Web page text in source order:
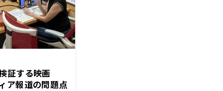
証する映画
ア報道の問題点